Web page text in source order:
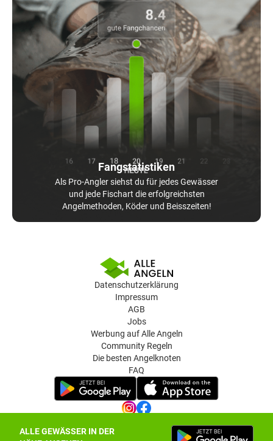
ALLE GEWÄSSER IN DER
Fangstatistiken
Als Pro-Angler siehst du für jedes Gewässer
und jede Fischart die erfolgreichsten
Angelmethoden, Köder und Beisszeiten!
Datenschutzerklärung
Impressum
AGB
Jobs
Werbung auf Alle Angeln
Community Regeln
Die besten Angelknoten
FAQ
Datenschutz-Einstellungen